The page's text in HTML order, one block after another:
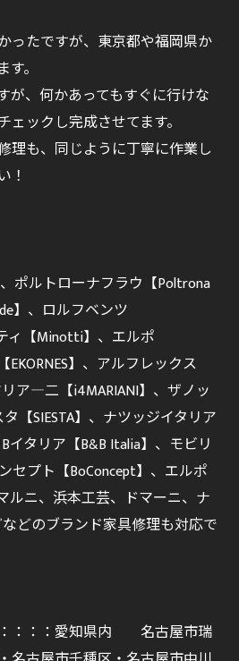
ったですが、東京都や福岡県か
。
が、何かあってもすぐに行けな
ックし完成させてます。
理も、同じように丁寧に作業し
！
ポルトローナフラウ【Poltrona
】、ロルフベンツ
ィ【Minotti】、エルポ
EKORNES】、アルフレックス
リア―二【i4MARIANI】、ザノッ
【SIESTA】、ナツッジイタリア
イタリア【B&B Italia】、モビリ
セプト【BoConcept】、エルポ
ルニ、浜本工芸、ドマーニ、ナ
どのブランド家具修理も対応で
：：：：愛知県内 名古屋市瑞